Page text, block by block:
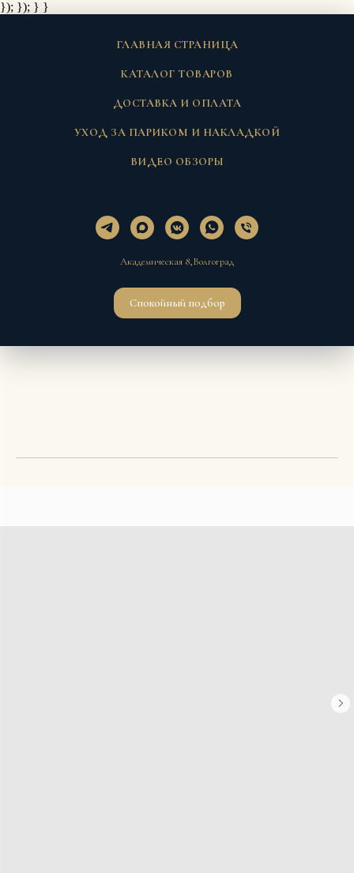
}); }); } }
ГЛАВНАЯ СТРАНИЦА
КАТАЛОГ ТОВАРОВ
ДОСТАВКА И ОПЛАТА
УХОД ЗА ПАРИКОМ И НАКЛАДКОЙ
ВИДЕО ОБЗОРЫ
Академическая 8,Волгоград
Спокойный подбор